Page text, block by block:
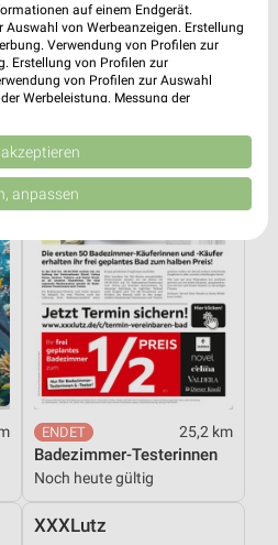
14,7 km
Gartenmöbel 2026
Gültig 2026
XXXLutz
25,2 km
Badezimmer-Testerinnen
Noch heute gültig
XXXLutz
auf einem Endgerät.
von Werbeanzeigen. Erstellung
Verwendung von Profilen zur
Erstellung von Profilen zur
von Profilen zur Auswahl
Werbeleistung. Messung der
Quellen. Entwicklung und
reduzierter Daten zur Auswahl
Union weitergegeben und in die
Anbieter)
Zwecke:
auf Informationen
zur Auswahl von
personalisierte
anpassen